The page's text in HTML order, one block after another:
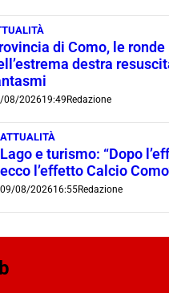
di Como, le ronde
destra
08/202619:49Redazione
ATTUALITÀ
Lago e turismo: “Dopo
ecco l’effetto Calcio
09/08/202616:55Redazione